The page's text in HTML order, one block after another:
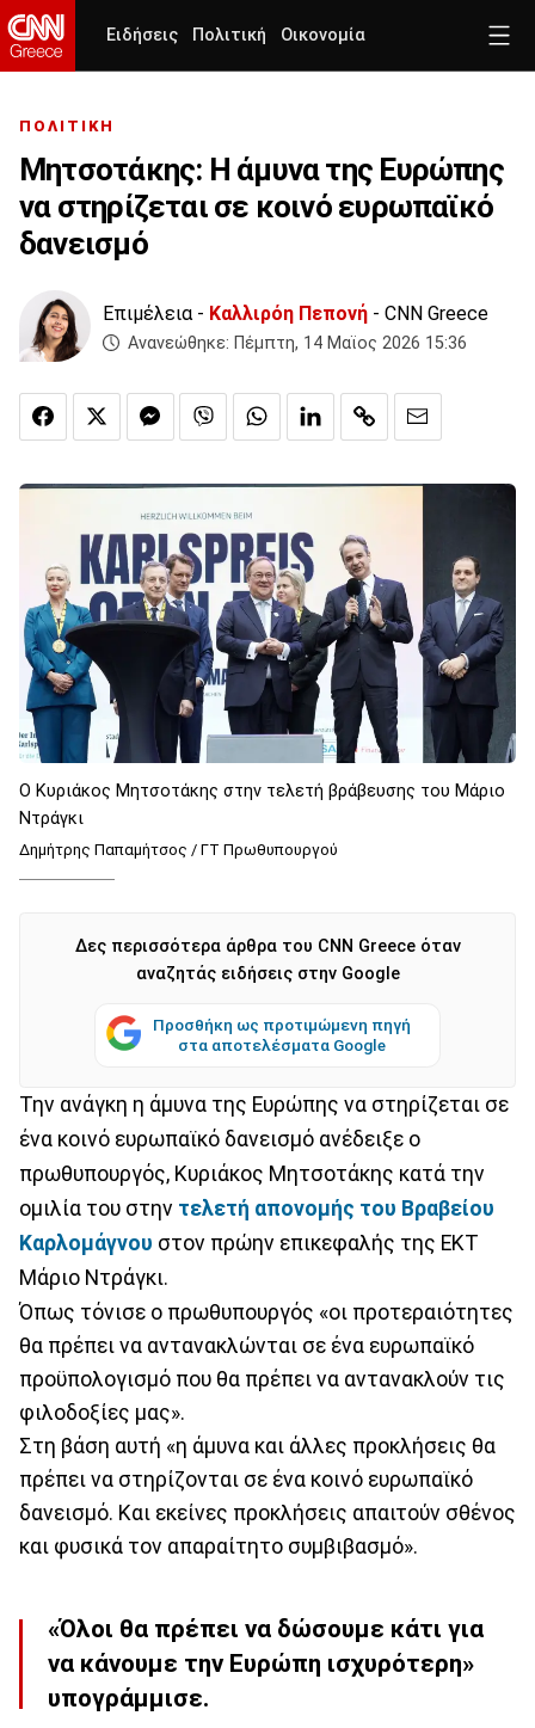
Ειδήσεις Πολιτική Οικονομία
ΠΟΛΙΤΙΚΗ
Μητσοτάκης: Η άμυνα της Ευρώπης
να στηρίζεται σε κοινό ευρωπαϊκό
δανεισμό
Επιμέλεια - Καλλιρόη Πεπονή - CNN Greece
Ανανεώθηκε: Πέμπτη, 14 Μαϊος 2026 15:36
Ο Κυριάκος Μητσοτάκης στην τελετή βράβευσης του Μάριο
Ντράγκι
Δημήτρης Παπαμήτσος / ΓΤ Πρωθυπουργού
Δες περισσότερα άρθρα του CNN Greece όταν
αναζητάς ειδήσεις στην Google
Προσθήκη ως προτιμώμενη πηγή
στα αποτελέσματα Google
Την ανάγκη η άμυνα της Ευρώπης να στηρίζεται σε
ένα κοινό ευρωπαϊκό δανεισμό ανέδειξε ο
πρωθυπουργός, Κυριάκος Μητσοτάκης κατά την
ομιλία του στην τελετή απονομής του Βραβείου
Καρλομάγνου στον πρώην επικεφαλής της ΕΚΤ
Μάριο Ντράγκι.
Όπως τόνισε ο πρωθυπουργός «οι προτεραιότητες
θα πρέπει να αντανακλώνται σε ένα ευρωπαϊκό
προϋπολογισμό που θα πρέπει να αντανακλούν τις
φιλοδοξίες μας».
Στη βάση αυτή «η άμυνα και άλλες προκλήσεις θα
πρέπει να στηρίζονται σε ένα κοινό ευρωπαϊκό
δανεισμό. Και εκείνες προκλήσεις απαιτούν σθένος
και φυσικά τον απαραίτητο συμβιβασμό».
«Όλοι θα πρέπει να δώσουμε κάτι για
να κάνουμε την Ευρώπη ισχυρότερη»
υπογράμμισε.